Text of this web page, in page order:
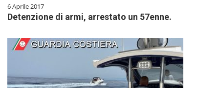
6 Aprile 2017
Detenzione di armi, arrestato un 57enne.